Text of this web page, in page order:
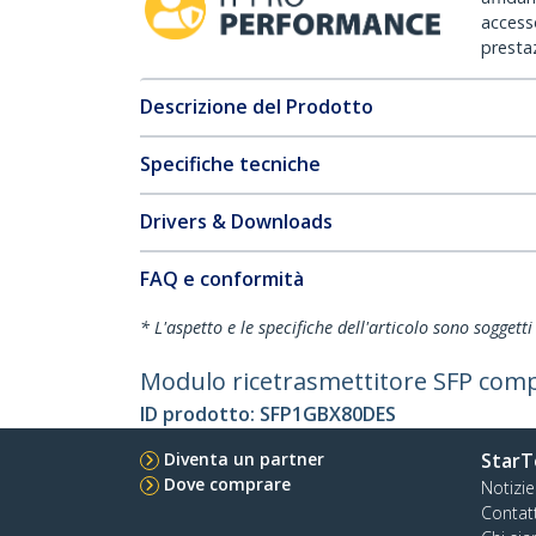
Descrizione del Prodotto
Specifiche tecniche
Drivers & Downloads
FAQ e conformità
* L'aspetto e le specifiche dell'articolo sono
Modulo ricetrasmettitore SFP
ID prodotto: SFP1GBX80DES
Diventa un partner
Dove comprare
Notizie